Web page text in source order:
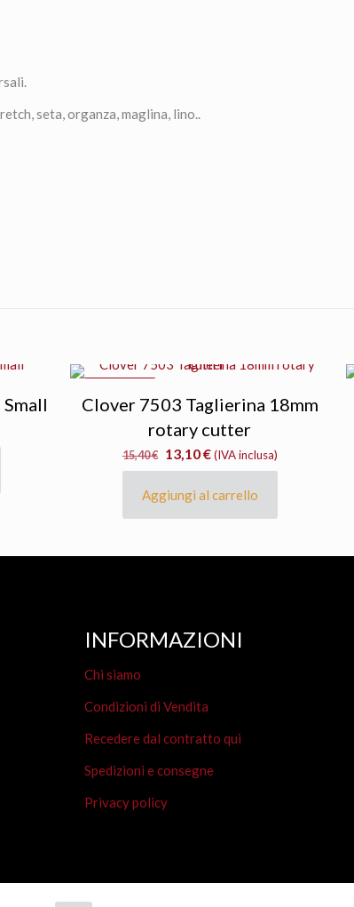
seta, organza, maglina, lino..
Clover 7503 Taglierina 18mm
rotary cutter
15,40€ Il
prezzo
originale
era:
13,10€Il
prezzo
attuale
(IVA inclusa)
Aggiungi al carrello
INFORMAZIONI
Chi siamo
Condizioni di Vendita
Recedere dal contratto qui
Spedizioni e consegne
Privacy policy